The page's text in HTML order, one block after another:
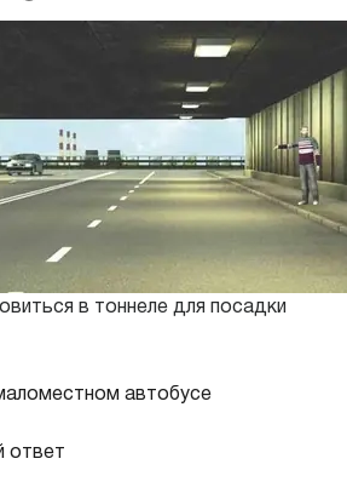
в тоннеле для посадки
автобусе
ответ